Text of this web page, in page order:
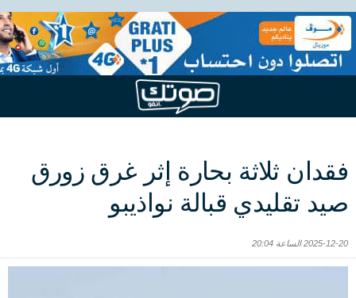
فقدان ثلاثة بحارة إثر غرق زورق
صيد تقليدي قبالة نواذيبو
2025-12-20 الساعة 20:04